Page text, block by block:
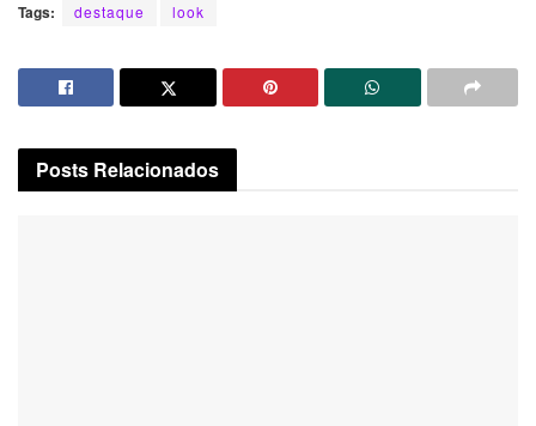
Tags: destaque look
Posts Relacionados